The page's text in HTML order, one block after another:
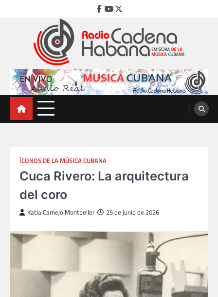
Facebook
Youtube
Twitter
Radio Cadena Habana
Emisora de la Música Cubana
ÍCONOS DE LA MÚSICA CUBANA
Cuca Rivero: La arquitectura
del coro
Katia Camejo Montpeller 25 de junio de 2026